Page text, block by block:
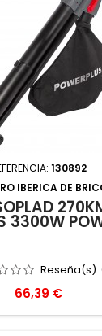
130892
IBERICA DE
3300W
Reseña(s):
Precio
66,39 €